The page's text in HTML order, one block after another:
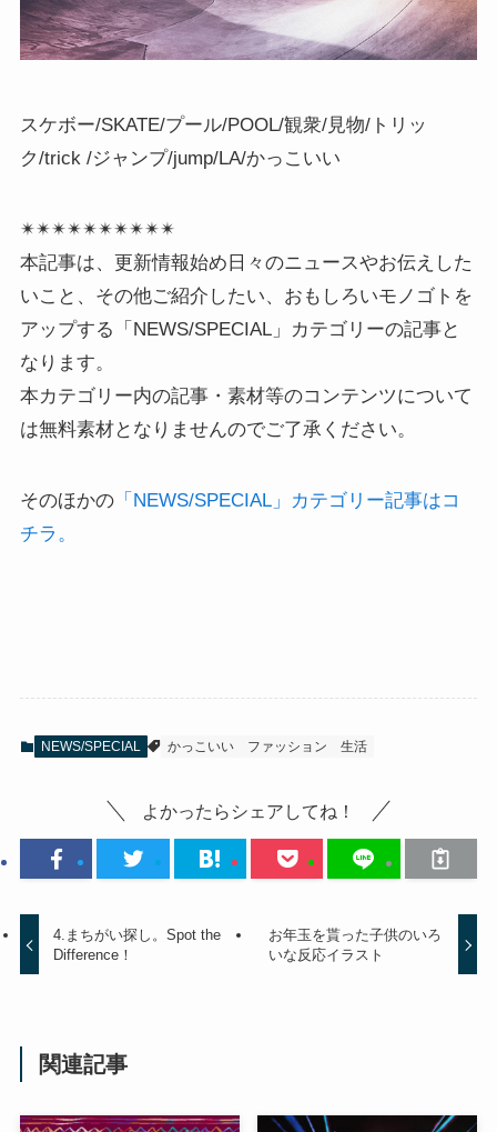
スケボー/SKATE/プール/POOL/観衆/見物/トリッ
ク/trick/ジャンプ/jump/LA/かっこいい
✴︎✴︎✴︎✴︎✴︎✴︎✴︎✴︎✴︎✴︎
本記事は、更新情報始め日々のニュースやお伝えした
いこと、その他ご紹介したい、おもしろいモノゴトを
アップする「NEWS/SPECIAL」カテゴリーの記事と
なります。
本カテゴリー内の記事・素材等のコンテンツについて
は無料素材となりませんのでご了承ください。
そのほかの「NEWS/SPECIAL」カテゴリー記事はコ
チラ。
NEWS/SPECIAL かっこいい ファッション 生活
よかったらシェアしてね！
4.まちがい探し。Spot the
Difference！
お年玉を貰った子供のいろ
いな反応イラスト
関連記事